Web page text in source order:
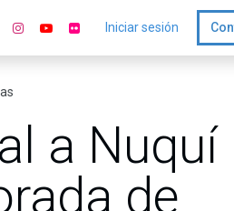
Iniciar sesión
a Nuquí
de